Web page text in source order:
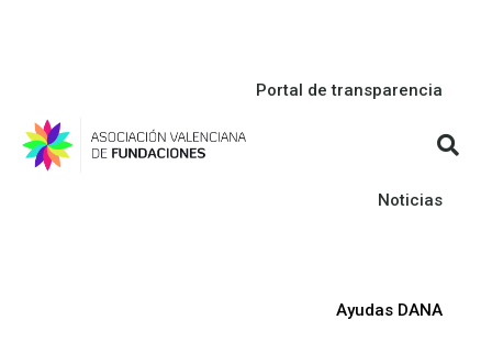
Portal de transparencia
Noticias
Ayudas DANA